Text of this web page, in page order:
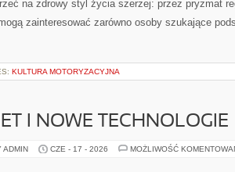
na zdrowy styl życia szerzej: przez pryzmat
zainteresować zarówno osoby szukające
KULTURA MOTORYZACYJNA
I NOWE TECHNOLOGIE
ADMIN CZE - 17 - 2026 MOŻLIWOŚĆ